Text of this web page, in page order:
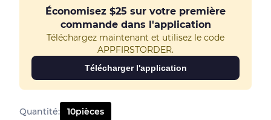
Économisez $25 sur votre première
commande dans l'application
Téléchargez maintenant et utilisez le code
APPFIRSTORDER.
Télécharger l'application
Quantité: 10pièces